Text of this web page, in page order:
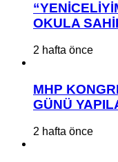
OKULA
2 hafta önce
MHP
GÜNÜ
2 hafta önce